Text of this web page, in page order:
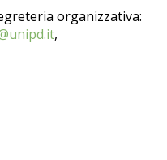
organizzativa:
,